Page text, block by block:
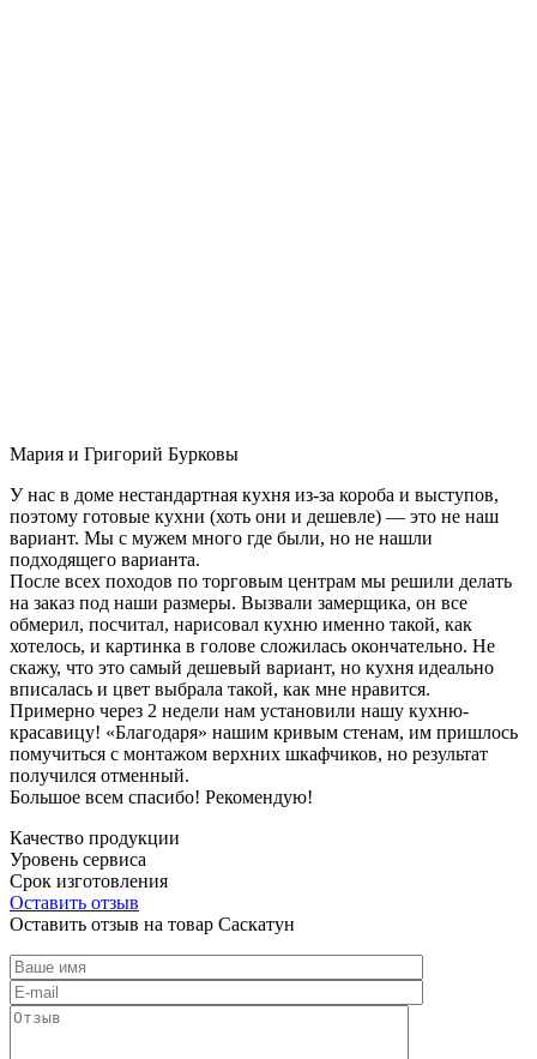
Мария и Григорий Бурковы
У нас в доме нестандартная кухня из-за короба и выступов,
поэтому готовые кухни (хоть они и дешевле) — это не наш
вариант. Мы с мужем много где были, но не нашли
подходящего варианта.
После всех походов по торговым центрам мы решили делать
на заказ под наши размеры. Вызвали замерщика, он все
обмерил, посчитал, нарисовал кухню именно такой, как
хотелось, и картинка в голове сложилась окончательно. Не
скажу, что это самый дешевый вариант, но кухня идеально
вписалась и цвет выбрала такой, как мне нравится.
Примерно через 2 недели нам установили нашу кухню-
красавицу! «Благодаря» нашим кривым стенам, им пришлось
помучиться с монтажом верхних шкафчиков, но результат
получился отменный.
Большое всем спасибо! Рекомендую!
Качество продукции
Уровень сервиса
Срок изготовления
Оставить отзыв
Оставить отзыв на товар Саскатун